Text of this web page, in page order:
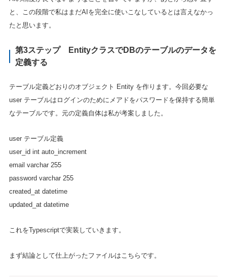
と、この段階で私はまだAIを完全に使いこなしているとは言えなかっ
たと思います。
第3ステップ EntityクラスでDBのテーブルのデータを
定義する
テーブル定義どおりのオブジェクト Entity を作ります。今回必要な
user テーブルはログインのためにメアドをパスワードを保持する簡単
なテーブルです。元の定義自体は私が考案しました。
user テーブル定義
user_id int auto_increment
email varchar 255
password varchar 255
created_at datetime
updated_at datetime
これをTypescriptで実装していきます。
まず結論として仕上がったファイルはこちらです。